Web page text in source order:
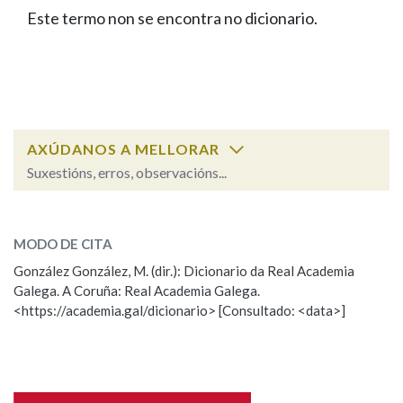
FIGURAS HOMENAXEADAS
PORTAL DAS PALABRAS
Facebook
TwitterYoutubeInstagram
Bluesky
BUSCAR NOS LEMAS
Remata por
BUSCAR NO CONTIDO
Nas definicións
Este termo non se encontra no dicionario.
AXÚDANOS A MELLORAR
Suxestións, erros, observacións...
Observación
Nome
MODO DE CITA
González González, M. (dir.): Dicionario da Real Academia
Galega. A Coruña: Real Academia Galega.
<https://academia.gal/dicionario> [Consultado: <data>]